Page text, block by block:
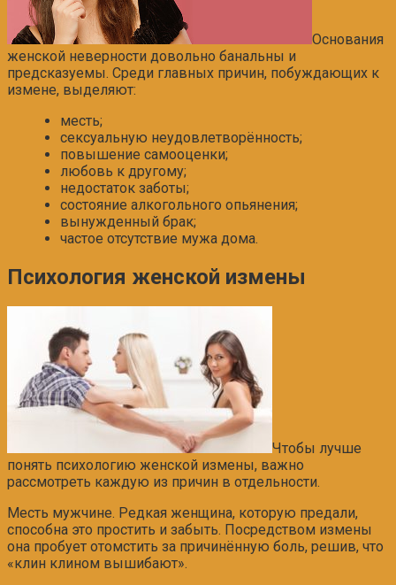
Основания
женской неверности довольно банальны и
предсказуемы. Среди главных причин, побуждающих к
измене, выделяют:
месть;
сексуальную неудовлетворённость;
повышение самооценки;
любовь к другому;
недостаток заботы;
состояние алкогольного опьянения;
вынужденный брак;
частое отсутствие мужа дома.
Психология женской измены
Чтобы лучше
понять психологию женской измены, важно
рассмотреть каждую из причин в отдельности.
Месть мужчине. Редкая женщина, которую предали,
способна это простить и забыть. Посредством измены
она пробует отомстить за причинённую боль, решив, что
«клин клином вышибают».